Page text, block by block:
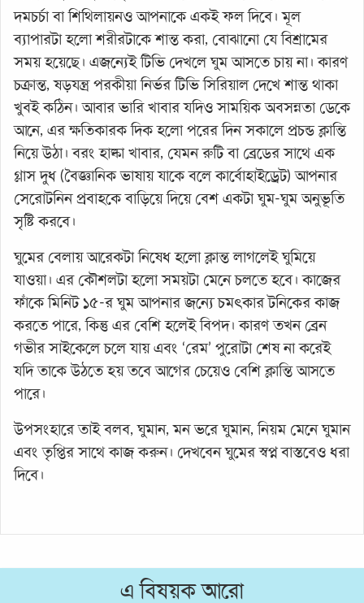
দমচর্চা বা শিথিলায়নও আপনাকে একই ফল দিবে। মূল
ব্যাপারটা হলো শরীরটাকে শান্ত করা, বোঝানো যে বিশ্রামের
সময় হয়েছে। এজন্যেই টিভি দেখলে ঘুম আসতে চায় না। কারণ
চক্রান্ত, ষড়যন্ত্র পরকীয়া নির্ভর টিভি সিরিয়াল দেখে শান্ত থাকা
খুবই কঠিন। আবার ভারি খাবার যদিও সাময়িক অবসন্নতা ডেকে
আনে, এর ক্ষতিকারক দিক হলো পরের দিন সকালে প্রচন্ড ক্লান্তি
নিয়ে উঠা। বরং হাল্কা খাবার, যেমন রুটি বা ব্রেডের সাথে এক
গ্লাস দুধ (বৈজ্ঞানিক ভাষায় যাকে বলে কার্বোহাইড্রেট) আপনার
সেরোটনিন প্রবাহকে বাড়িয়ে দিয়ে বেশ একটা ঘুম-ঘুম অনুভূতি
সৃষ্টি করবে।
ঘুমের বেলায় আরেকটা নিষেধ হলো ক্লান্ত লাগলেই ঘুমিয়ে
যাওয়া। এর কৌশলটা হলো সময়টা মেনে চলতে হবে। কাজের
ফাঁকে মিনিট ১৫-র ঘুম আপনার জন্যে চমৎকার টনিকের কাজ
করতে পারে, কিন্তু এর বেশি হলেই বিপদ। কারণ তখন ব্রেন
গভীর সাইকেলে চলে যায় এবং ‘রেম’ পুরোটা শেষ না করেই
যদি তাকে উঠতে হয় তবে আগের চেয়েও বেশি ক্লান্তি আসতে
পারে।
উপসংহারে তাই বলব, ঘুমান, মন ভরে ঘুমান, নিয়ম মেনে ঘুমান
এবং তৃপ্তির সাথে কাজ করুন। দেখবেন ঘুমের স্বপ্ন বাস্তবেও ধরা
দিবে।
এ বিষয়ক আরো